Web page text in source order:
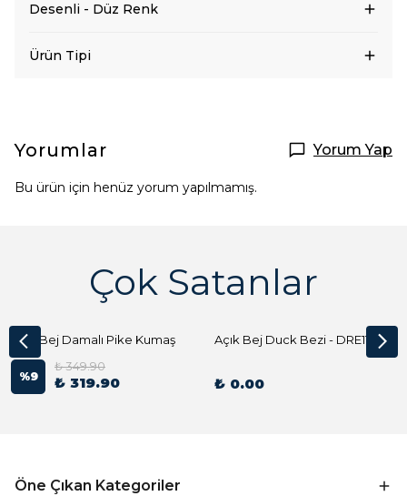
Desenli - Düz Renk
Ürün Tipi
Yorumlar Yorum Yap
Bu ürün için henüz yorum yapılmamış.
Çok Satanlar
Açık Bej Damalı Pike Kumaş
%9
₺ 349.90
₺ 319.90
Açık Bej Duck Bezi - DRE1144 Kumaş Peçete
₺ 0.00
Öne Çıkan Kategoriler